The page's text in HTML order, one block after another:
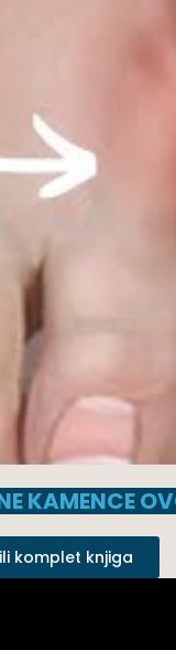
KAMENCE
komplet knjiga